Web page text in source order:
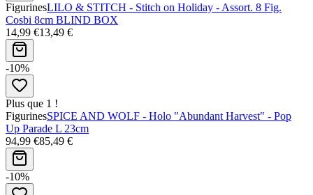
FigurinesLILO & STITCH - Stitch on Holiday - Assort. 8 Fig.
Cosbi 8cm BLIND BOX
14,99 €13,49 €
-10%
Plus que 1 !
FigurinesSPICE AND WOLF - Holo "Abundant Harvest" - Pop
Up Parade L 23cm
94,99 €85,49 €
-10%